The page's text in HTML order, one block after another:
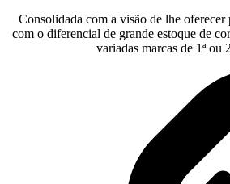
Consolidada com a visão de lhe oferecer
com o diferencial de grande estoque de
variadas marcas de 1ª ou